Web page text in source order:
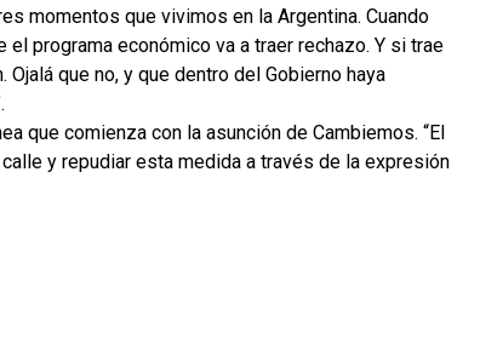
momentos que vivimos en la Argentina. Cuando
programa económico va a traer rechazo. Y si trae
que no, y que dentro del Gobierno haya
que comienza con la asunción de Cambiemos. “El
y repudiar esta medida a través de la expresión